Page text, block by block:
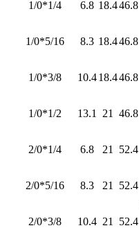
1/0*1/4 6.8 18.446.8
1/0*5/16 8.3 18.446.8
1/0*3/8 10.418.446.8
1/0*1/2 13.1 21 46.8
2/0*1/4 6.8 21 52.4
2/0*5/16 8.3 21 52.4
2/0*3/8 10.4 21 52.4